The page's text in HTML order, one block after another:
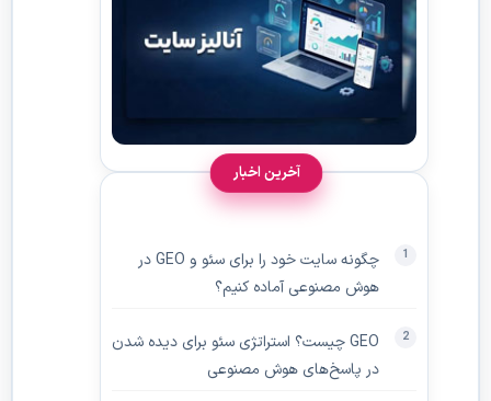
آخرین اخبار
چگونه سایت خود را برای سئو و GEO در
هوش مصنوعی آماده کنیم؟
GEO چیست؟ استراتژی سئو برای دیده‌ شدن
در پاسخ‌های هوش مصنوعی